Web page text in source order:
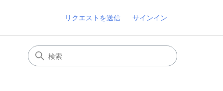
リクエストを送信 サインイン